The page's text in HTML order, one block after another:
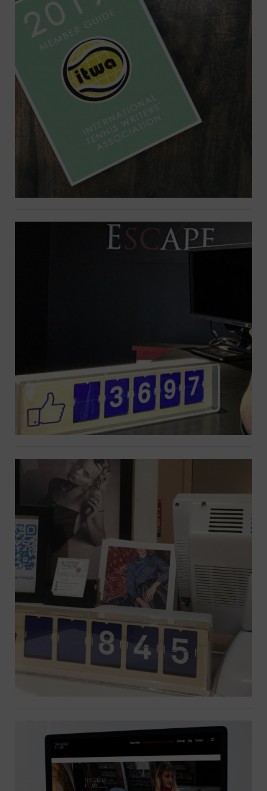
Creation graphique & mise en
page d’un annuaire
Compteur de likes Facebook +
Google Mybusiness + Google Ads